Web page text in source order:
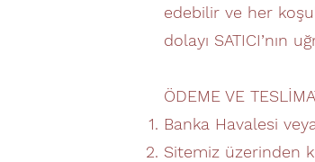
edebilir ve her
dolayı SATICI’nın
ÖDEME VE
Banka Havalesi
Sitemiz üzerinden